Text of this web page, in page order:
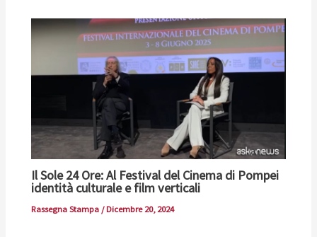
Il Sole 24 Ore: Al Festival del Cinema di Pompei
identità culturale e film verticali
Rassegna Stampa /Dicembre 20, 2024